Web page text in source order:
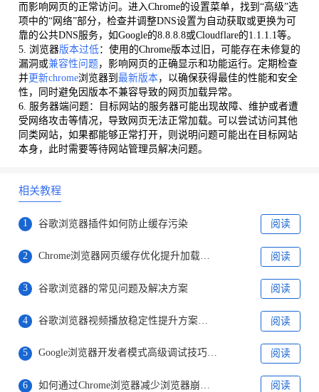
而影响网页的正常访问。进入Chrome的设置菜单，找到“高级”选
项中的“网络”部分，检查并调整DNS设置为自动获取或更换为可
靠的公共DNS服务，如Google的8.8.8.8或Cloudflare的1.1.1.1等。
5. 浏览器版本过低：使用的Chrome版本过旧，可能存在未修复的
漏洞或兼容性问题 ，影响网页的正确显示和功能运行。定期检查
并更新chrome浏览器到 最新版本，以确保获得最佳的性能和安全
性，同时避免因版本不兼容导致的网页加载异常。
6. 服务器端问题：目标网站的服务器可能出现故障、维护或者遭
受网络攻击等情况，导致网页无法正常加载。可以尝试访问其他
同类网站，如果都能够正常打开，则说明问题可能出在目标网站
本身，此时需要等待网站管理员解决问题。
相关教程
1 谷歌浏览器插件如何防止缓存污染 阅读
2 Chrome浏览器网页缓存优化提升加载速度实测 阅读
3 谷歌浏览器的常见问题及解决方案 阅读
4 阅读
5 Google浏览器开发者模式高级调试技巧操作教程 阅读
6 阅读